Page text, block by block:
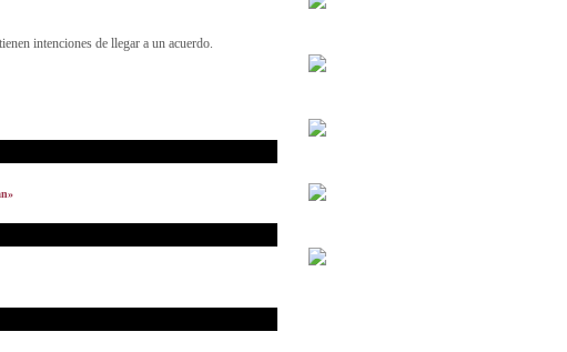
intenciones de llegar a un acuerdo.